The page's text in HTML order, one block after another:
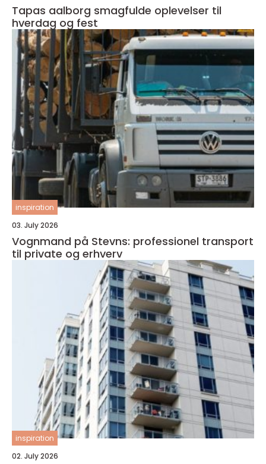
Tapas aalborg smagfulde oplevelser til
hverdag og fest
inspiration
03. July 2026
Vognmand på Stevns: professionel transport
til private og erhverv
inspiration
02. July 2026